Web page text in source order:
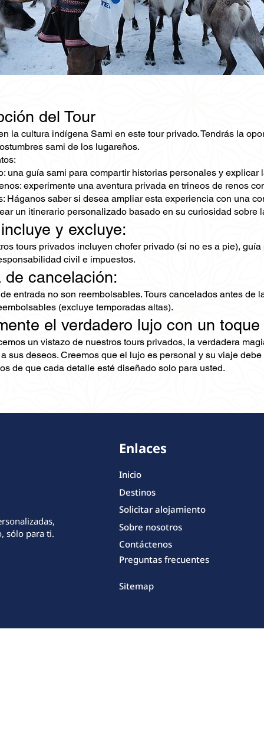
del Tour
la cultura indígena Sami en este tour privado. Tendrás la
sami de los lugareños.
una guía sami para compartir historias personales y
experimente una aventura privada en trineos de renos
Háganos saber si desea ampliar esta experiencia con una
un itinerario personalizado basado en su curiosidad sobre
y excluye:
tours privados incluyen chofer privado (si no es a pie),
civil e impuestos.
de cancelación:
entrada no son reembolsables. Tours cancelados antes
(excluye temporadas altas).
el verdadero lujo con un
un vistazo de nuestros tours privados, la verdadera
sus deseos. Creemos que el lujo es personal y su viaje
de que cada detalle esté diseñado solo para usted.
sólo para ti.
Enlaces
Inicio
Destinos
Solicitar alojamiento
Sobre nosotros
Contáctenos
Preguntas frecuentes
Sitemap